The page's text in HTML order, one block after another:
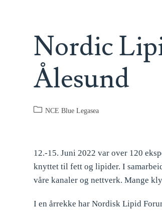
Nordic
Ålesund
NCE Blue Legasea
12.-15. Juni 2022 var over 120
knyttet til fett og lipider. I
våre kanaler og nettverk. Mange
I en årrekke har Nordisk Lipid